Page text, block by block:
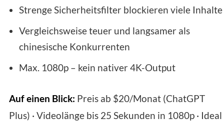
Strenge Sicherheitsfilter blockieren viele Inhalte
Vergleichsweise teuer und langsamer als
chinesische Konkurrenten
Max. 1080p – kein nativer 4K-Output
Auf einen Blick: Preis ab $20/Monat (ChatGPT
Plus) · Videolänge bis 25 Sekunden in 1080p · Ideal